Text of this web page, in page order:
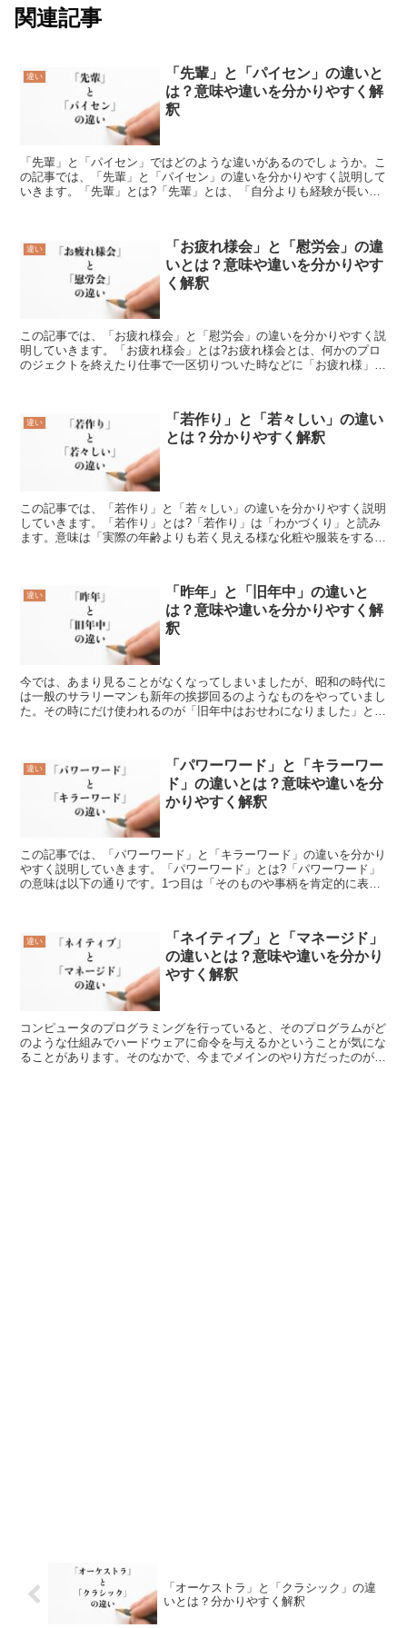
関連記事
違い
「先輩」と「パイセン」の違いと
は？意味や違いを分かりやすく解
釈
「先輩」と「パイセン」ではどのような違いがあるのでしょうか。こ
の記事では、「先輩」と「パイセン」の違いを分かりやすく説明して
いきます。「先輩」とは?「先輩」とは、「自分よりも経験が長い
違い
「お疲れ様会」と「慰労会」の違
いとは？意味や違いを分かりやす
く解釈
この記事では、「お疲れ様会」と「慰労会」の違いを分かりやすく説
明していきます。「お疲れ様会」とは?お疲れ様会とは、何かのプロ
のジェクトを終えたり仕事で一区切りついた時などに「お疲れ様」と
違い
「若作り」と「若々しい」の違い
とは？分かりやすく解釈
この記事では、「若作り」と「若々しい」の違いを分かりやすく説明
していきます。「若作り」とは?「若作り」は「わかづくり」と読み
ます。意味は「実際の年齢よりも若く見える様な化粧や服装をするこ
違い
「昨年」と「旧年中」の違いと
は？意味や違いを分かりやすく解
釈
今では、あまり見ることがなくなってしまいましたが、昭和の時代に
は一般のサラリーマンも新年の挨拶回るのようなものをやっていまし
た。その時にだけ使われるのが「旧年中はおせわになりました」と言
違い
「パワーワード」と「キラーワー
ド」の違いとは？意味や違いを分
かりやすく解釈
この記事では、「パワーワード」と「キラーワード」の違いを分かり
やすく説明していきます。「パワーワード」とは?「パワーワード」
の意味は以下の通りです。1つ目は「そのものや事柄を肯定的に表
違い
「ネイティブ」と「マネージド」
の違いとは？意味や違いを分かり
やすく解釈
コンピュータのプログラミングを行っていると、そのプログラムがど
のような仕組みでハードウェアに命令を与えるかということが気にな
ることがあります。そのなかで、今までメインのやり方だったのが
「オーケストラ」と「クラシック」の違
いとは？分かりやすく解釈